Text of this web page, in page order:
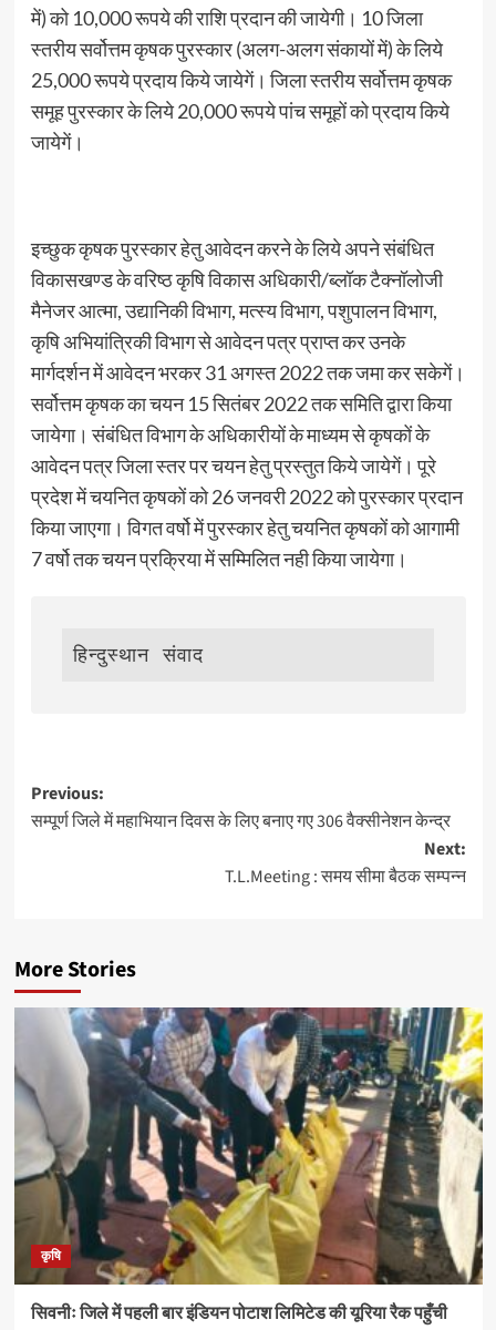
में) को 10,000 रूपये की राशि प्रदान की जायेगी। 10 जिला
स्तरीय सर्वोत्तम कृषक पुरस्कार (अलग-अलग संकायों में) के लिये
25,000 रूपये प्रदाय किये जायेगें। जिला स्तरीय सर्वोत्तम कृषक
समूह पुरस्कार के लिये 20,000 रूपये पांच समूहों को प्रदाय किये
जायेगें।
इच्छुक कृषक पुरस्कार हेतु आवेदन करने के लिये अपने संबंधित
विकासखण्ड के वरिष्ठ कृषि विकास अधिकारी/ब्लॉक टैक्नॉलोजी
मैनेजर आत्मा, उद्यानिकी विभाग, मत्स्य विभाग, पशुपालन विभाग,
कृषि अभियांत्रिकी विभाग से आवेदन पत्र प्राप्त कर उनके
मार्गदर्शन में आवेदन भरकर 31 अगस्त 2022 तक जमा कर सकेगें।
सर्वोत्तम कृषक का चयन 15 सितंबर 2022 तक समिति द्वारा किया
जायेगा। संबंधित विभाग के अधिकारीयों के माध्यम से कृषकों के
आवेदन पत्र जिला स्तर पर चयन हेतु प्रस्तुत किये जायेगें। पूरे
प्रदेश में चयनित कृषकों को 26 जनवरी 2022 को पुरस्कार प्रदान
किया जाएगा। विगत वर्षो में पुरस्कार हेतु चयनित कृषकों को आगामी
7 वर्षो तक चयन प्रक्रिया में सम्मिलित नही किया जायेगा।
हिन्दुस्थान संवाद
Post
navigation
Previous:
सम्पूर्ण जिले में महाभियान दिवस के लिए बनाए गए 306 वैक्सीनेशन केन्द्र
Next:
T.L.Meeting : समय सीमा बैठक सम्पन्न
More Stories
कृषि
सिवनीः जिले में पहली बार इंडियन पोटाश लिमिटेड की यूरिया रैक पहुँची